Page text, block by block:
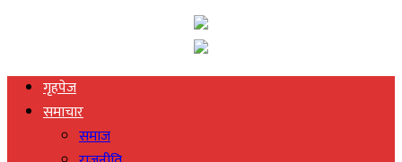
गृहपेज
समाचार
समाज